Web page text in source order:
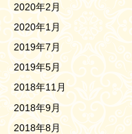
2020年2月
2020年1月
2019年7月
2019年5月
2018年11月
2018年9月
2018年8月